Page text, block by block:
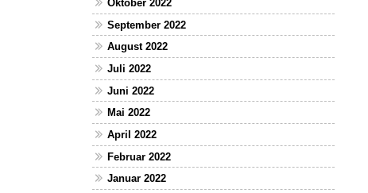
Oktober 2022
September 2022
August 2022
Juli 2022
Juni 2022
Mai 2022
April 2022
Februar 2022
Januar 2022